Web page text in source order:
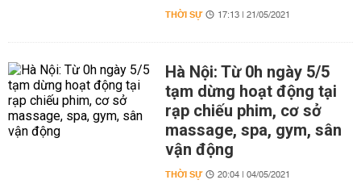
THỜI SỰ 17:13 | 21/05/2021
Hà Nội: Từ 0h ngày 5/5
tạm dừng hoạt động tại
rạp chiếu phim, cơ sở
massage, spa, gym, sân
vận động
THỜI SỰ 20:04 | 04/05/2021